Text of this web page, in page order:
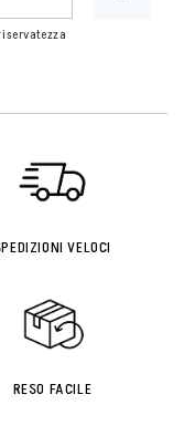
VELOCI
RESO FACILE